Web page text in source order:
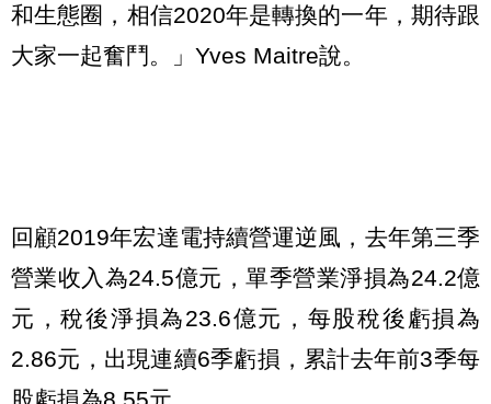
和生態圈，相信2020年是轉換的一年，期待跟
大家一起奮鬥。」Yves Maitre說。
回顧2019年宏達電持續營運逆風，去年第三季
營業收入為24.5億元，單季營業淨損為24.2億
元，稅後淨損為23.6億元，每股稅後虧損為
2.86元，出現連續6季虧損，累計去年前3季每